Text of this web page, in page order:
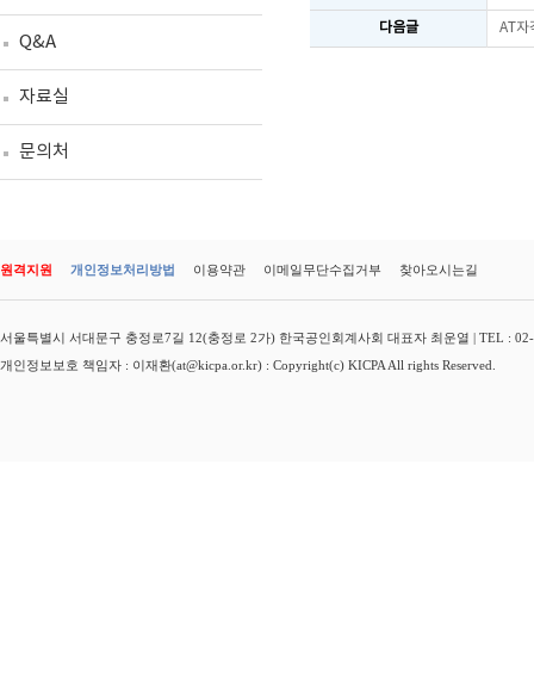
Q&A
자료실
문의처
다음글 AT자
원격지원 개인정보처리방법 이용약관 이메일무단수집거부 찾아오시는길
서울특별시 서대문구 충정로7길 12(충정로 2가) 한국공인회계사회 대표자 최운열 | TEL :
개인정보보호 책임자 : 이재환(at@kicpa.or.kr) : Copyright(c) KICPA All rights Reserved.